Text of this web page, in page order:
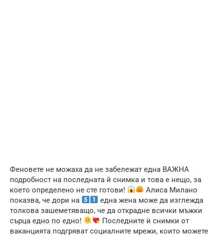
Феновете не можаха да не забележат една ВАЖНА
подробност на последната й снимка и това е нещо, за
което определено не сте готови!
Алиса Милано
показва, че дори на
една жена може да изглежда
толкова зашеметяващо, че да открадне всички мъжки
сърца едно по едно!
Последните ѝ снимки от
ваканцията подгряват социалните мрежи, които можете